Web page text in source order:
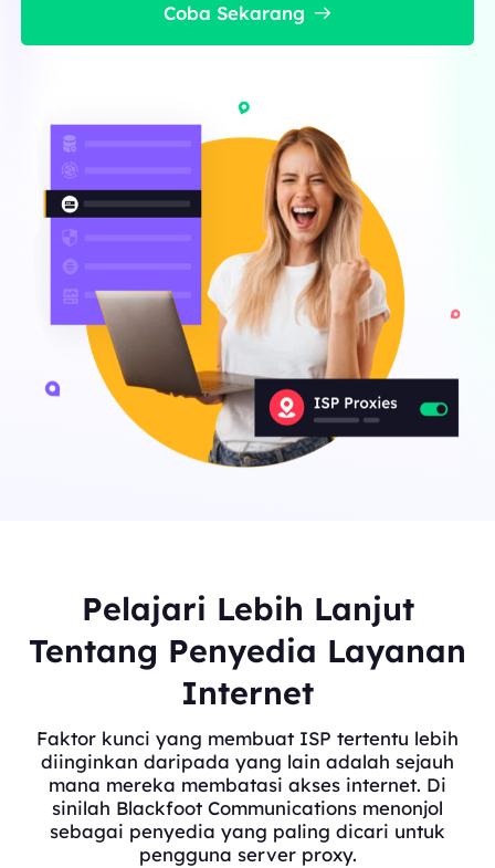
Coba Sekarang
Pelajari Lebih Lanjut
Tentang Penyedia Layanan
Internet
Faktor kunci yang membuat ISP tertentu lebih
diinginkan daripada yang lain adalah sejauh
mana mereka membatasi akses internet. Di
sinilah Blackfoot Communications menonjol
sebagai penyedia yang paling dicari untuk
pengguna server proxy.